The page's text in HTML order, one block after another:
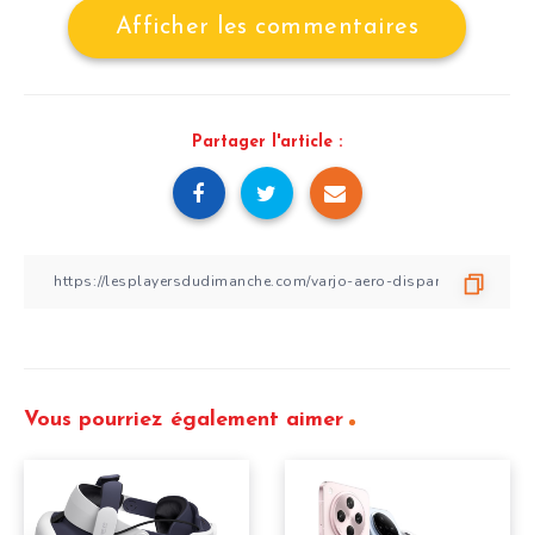
Afficher les commentaires
Partager l'article :
Vous pourriez également aimer